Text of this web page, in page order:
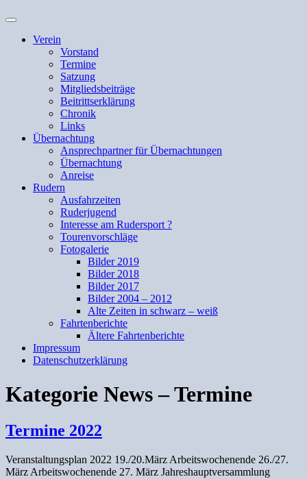
Suchfeld
ein-/ausblenden
Verein
Vorstand
Termine
Satzung
Mitgliedsbeiträge
Beitrittserklärung
Chronik
Links
Übernachtung
Ansprechpartner für Übernachtungen
Übernachtung
Anreise
Rudern
Ausfahrzeiten
Ruderjugend
Interesse am Rudersport ?
Tourenvorschläge
Fotogalerie
Bilder 2019
Bilder 2018
Bilder 2017
Bilder 2004 – 2012
Alte Zeiten in schwarz – weiß
Fahrtenberichte
Ältere Fahrtenberichte
Impressum
Datenschutzerklärung
Kategorie News – Termine
Termine 2022
Veranstaltungsplan 2022 19./20.März Arbeitswochenende 26./27.
März Arbeitswochenende 27. März Jahreshauptversammlung